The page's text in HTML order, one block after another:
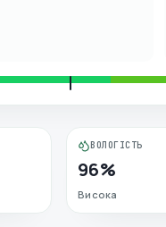
ВОЛОГІСТЬ
96%
Висока